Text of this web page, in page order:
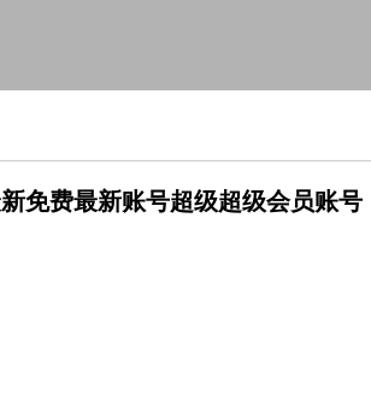
免费最新账号超级超级会员账号